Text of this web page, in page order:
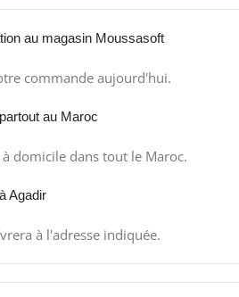
au magasin Moussasoft
commande aujourd'hui.
au Maroc
domicile dans tout le Maroc.
Agadir
à l'adresse indiquée.